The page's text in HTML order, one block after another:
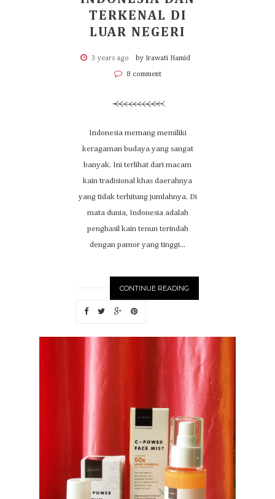
TERKENAL DI
LUAR NEGERI
3 years ago by Irawati Hamid
8 comment
Indonesia memang memiliki
keragaman budaya yang sangat
banyak. Ini terlihat dari macam
kain tradisional khas daerahnya
yang tidak terhitung jumlahnya. Di
mata dunia, Indonesia adalah
penghasil kain tenun terindah
dengan pamor yang tinggi...
CONTINUE READING